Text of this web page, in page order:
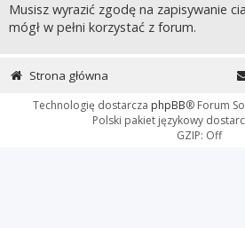
Musisz wyrazić zgodę na zapisywanie
mógł w pełni korzystać z forum.
Strona główna
Technologię dostarcza phpBB® Forum
Polski pakiet językowy
GZIP: Off